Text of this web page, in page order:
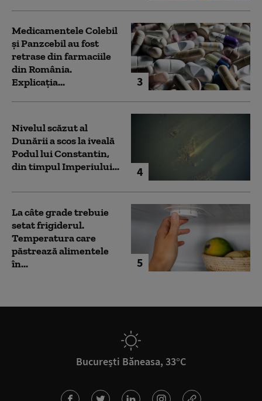
3
Medicamentele Colebil
și Panzcebil au fost
retrase din farmaciile
din România.
Explicația...
4
Nivelul scăzut al
Dunării a scos la iveală
Podul lui Constantin,
din timpul Imperiului...
5
La câte grade trebuie
setat frigiderul.
Temperatura care
păstrează alimentele
în...
București Băneasa, 33°C